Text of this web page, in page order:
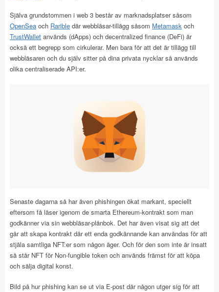
Själva grundstommen i web 3 består av marknadsplatser såsom
OpenSea och Rarible där webbläsar-tillägg såsom Metamask och
TrustWallet används (dApps) och decentralized finance (DeFi) är
också ett begrepp som cirkulerar. Men bara för att det är tillägg till
webbläsaren och du själv sitter på dina privata nycklar så används
olika centraliserade API:er.
Senaste dagarna så har även phishingen ökat markant, speciellt
eftersom få läser igenom de smarta Ethereum-kontrakt som man
godkänner via sin webbläsar-plånbok. Det har även visat sig att det
går att skapa kontrakt där ett enda godkännande kan användas för att
stjäla samtliga NFT:er som någon äger. Och för den som inte är insatt
så står NFT för Non-fungible token och används främst för att köpa
och sälja digital konst.
Bild på hur phishing kan se ut via E-post där någon utger sig för att